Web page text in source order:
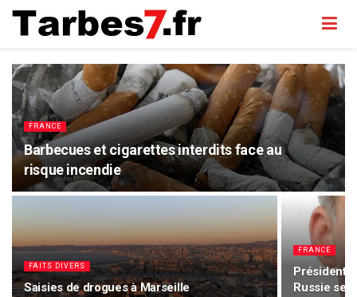
FRANCE
Barbecues et cigarettes interdits face au
risque incendie
FAITS DIVERS
Saisies de drogues à Marseille
FRANCE
Russie se